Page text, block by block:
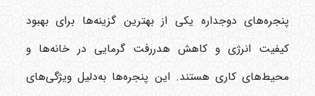
پنجره‌های دوجداره یکی از بهترین گزینه‌ها برای بهبود
کیفیت انرژی و کاهش هدررفت گرمایی در خانه‌ها و
محیط‌های کاری هستند. این پنجره‌ها به‌دلیل ویژگی‌های